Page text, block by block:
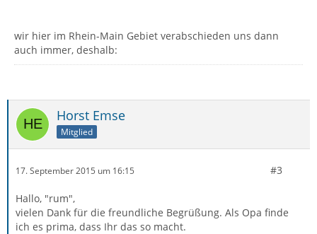
wir hier im Rhein-Main Gebiet verabschieden uns dann
auch immer, deshalb:
Horst Emse
Mitglied
17. September 2015 um 16:15 #3
Hallo, "rum",
vielen Dank für die freundliche Begrüßung. Als Opa finde
ich es prima, dass Ihr das so macht.